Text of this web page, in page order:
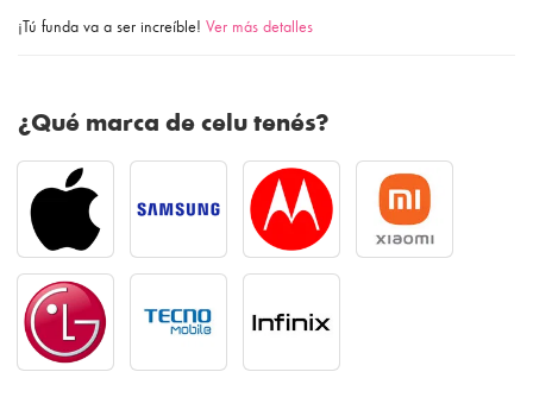
¡Tú funda va a ser increíble! Ver más detalles
¿Qué marca de celu tenés?